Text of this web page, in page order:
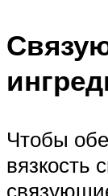
Чтобы
вязкость